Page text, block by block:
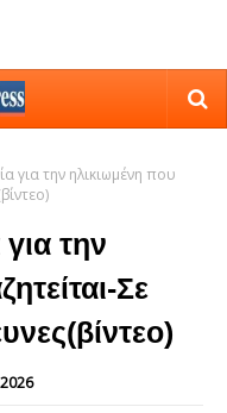
για την ηλικιωμένη που
την
Σε